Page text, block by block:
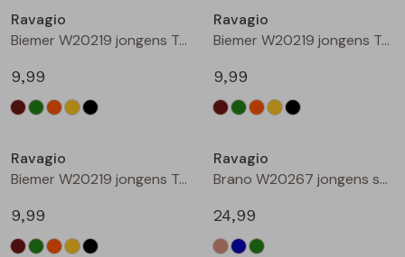
Blouses lange mouw
Sweatshirts
Gilet spencers
Bermuda's
Lange broek
Jackjes
Jassen
Leggings
Lange broeken
Lange broeken
Leggings
T-shirts lange mouw
Ravagio
Biemer W20219 jongens T-shirts korte mouw Oranje roest
9,99
Ravagio
Biemer W20219 jongens T-shirts korte mouw Geel
9,99
Ravagio
Biemer W20219 jongens T-shirts korte mouw Zwart
9,99
Ravagio
Brano W20267 jongens sweatshirt Zand
24,99